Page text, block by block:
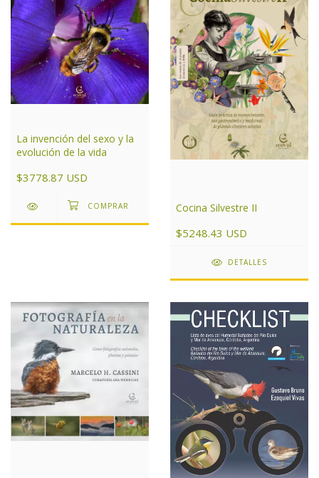
La invención del sexo y la
evolución de la vida
$3778.87 USD
Cocina Silvestre II
$5248.43 USD
DETALLES